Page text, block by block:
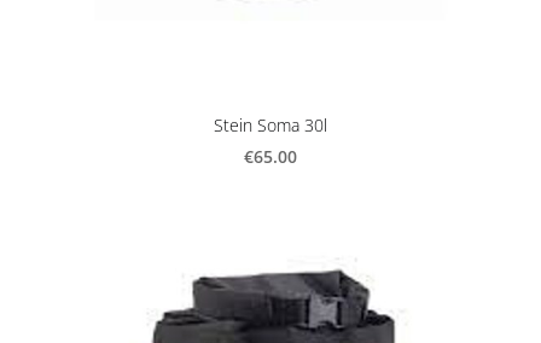
Stein Soma 30l
€65.00